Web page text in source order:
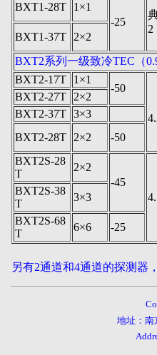
BXT1-28T
1×1
-25
2
BXT1-37T
2×2
BXT2系列一级致冷TEC（
BXT2-17T
1×1
-50
BXT2-27T
2×2
BXT2-37T
3×3
BXT2-28T
2×2
-50
BXT2S-28
T
2×2
-45
BXT2S-38
T
3×3
BXT2S-68
T
6×6 -25
另有2通道和4通道的探测器
地址：南